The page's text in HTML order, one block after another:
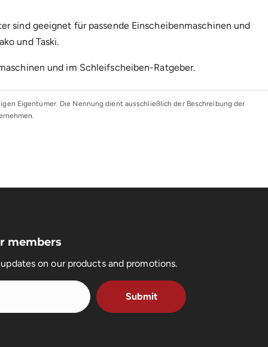
geeignet für passende Einscheibenmaschinen und
und Taski.
und im Schleifscheiben-Ratgeber.
Eigentümer. Die Nennung dient ausschließlich der Beschreibung der
members
on our products and promotions.
Submit